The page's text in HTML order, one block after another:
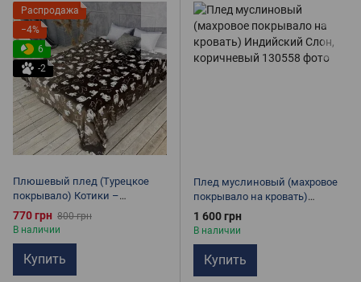
Распродажа
−4%
6
-2
Плюшевый плед (Турецкое
покрывало) Котики –
Микрофибра, Размер: Евро,
полуторный, коричневый
770 грн 800 грн
В наличии
Купить
Плед муслиновый (махровое
покрывало на кровать)
Индийский Слон, коричневый
1 600 грн
В наличии
Купить